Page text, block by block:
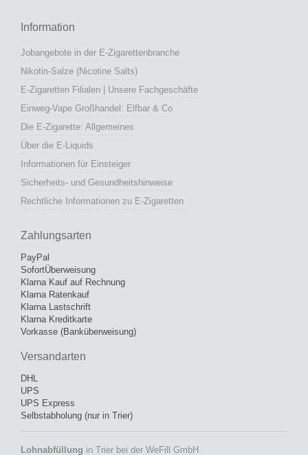
Information
Jobangebote in der E-Zigarettenbranche
Nikotin-Salze (Nicotine Salts)
E-Zigaretten Filialen | Unsere Fachgeschäfte
Einweg-Vape Großhandel: Elfbar & Co
Die E-Zigarette: Allgemeines
Über die E-Liquids
Informationen für Einsteiger
Sicherheits- und Gesundheitshinweise
Rechtliche Informationen zu E-Zigaretten
Zahlungsarten
PayPal
SofortÜberweisung
Klarna Kauf auf Rechnung
Klarna Ratenkauf
Klarna Lastschrift
Klarna Kreditkarte
Vorkasse (Banküberweisung)
Versandarten
DHL
UPS
UPS Express
Selbstabholung (nur in Trier)
Lohnabfüllung in Trier bei der WeFill GmbH